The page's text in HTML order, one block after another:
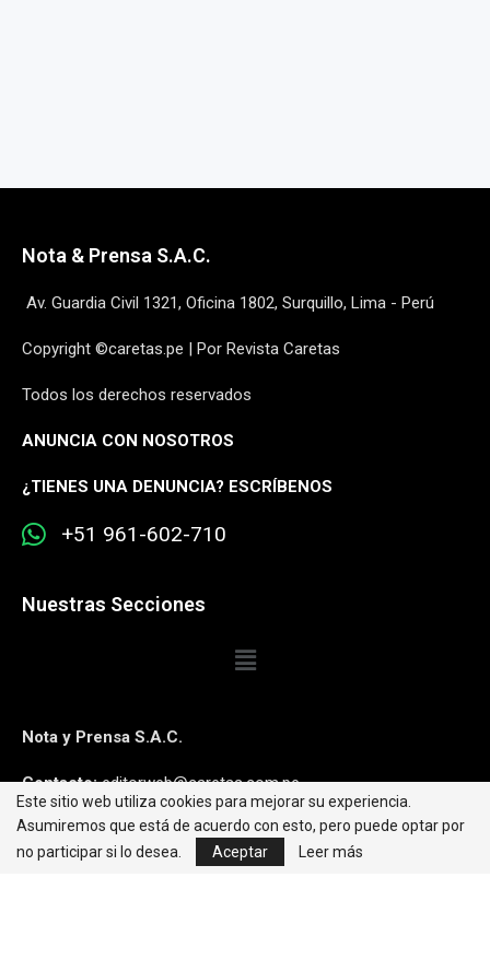
Nota & Prensa S.A.C.
Av. Guardia Civil 1321, Oficina 1802, Surquillo, Lima - Perú
Copyright ©caretas.pe | Por Revista Caretas
Todos los derechos reservados
ANUNCIA CON NOSOTROS
¿TIENES UNA DENUNCIA? ESCRÍBENOS
+51 961-602-710
Nuestras Secciones
Nota y Prensa S.A.C.
Contacto:editorweb@caretas.com.pe
Síguenos:
Este sitio web utiliza cookies para mejorar su experiencia.
Asumiremos que está de acuerdo con esto, pero puede optar por
no participar si lo desea.
Aceptar Leer más